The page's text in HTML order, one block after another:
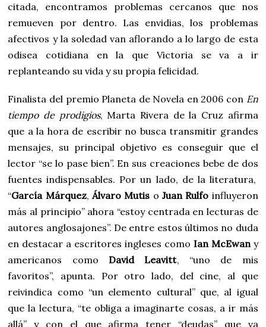
citada, encontramos problemas cercanos que nos
remueven por dentro. Las envidias, los problemas
afectivos y la soledad van aflorando a lo largo de esta
odisea cotidiana en la que Victoria se va a ir
replanteando su vida y su propia felicidad.
Finalista del premio Planeta de Novela en 2006 con En
tiempo de prodigios, Marta Rivera de la Cruz afirma
que a la hora de escribir no busca transmitir grandes
mensajes, su principal objetivo es conseguir que el
lector “se lo pase bien”. En sus creaciones bebe de dos
fuentes indispensables. Por un lado, de la literatura,
“García Márquez,Álvaro Mutis o Juan Rulfo influyeron
más al principio” ahora “estoy centrada en lecturas de
autores anglosajones”. De entre estos últimos no duda
en destacar a escritores ingleses como Ian McEwany
americanos comoDavid Leavitt, “uno de mis
favoritos”, apunta. Por otro lado, del cine, al que
reivindica como “un elemento cultural” que, al igual
que la lectura, “te obliga a imaginarte cosas, a ir más
allá” y con el que afirma tener “deudas” que va